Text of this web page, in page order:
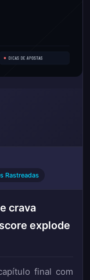
Rastreadas
crava
explode
final com